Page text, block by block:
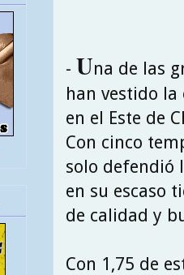
- Una de las
han vestido la
en el Este de
Con cinco
solo defendió
en su escaso
de calidad y
Con 1,75 de